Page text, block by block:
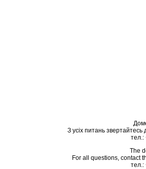
З усіх питань звертайтесь
тел.:
The
For all questions, contact
тел.: